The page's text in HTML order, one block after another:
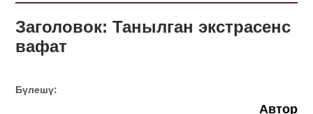
Заголовок: Танылган экстрасенс
вафат
Бүлешү:
Автор